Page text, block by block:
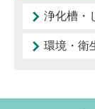
浄化槽・
環境・衛